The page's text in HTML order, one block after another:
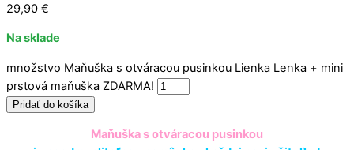
29,90 €
Na sklade
množstvo Maňuška s otváracou pusinkou Lienka Lenka + mini
prstová maňuška ZDARMA!
Pridať do košíka
Maňuška s otváracou pusinkou